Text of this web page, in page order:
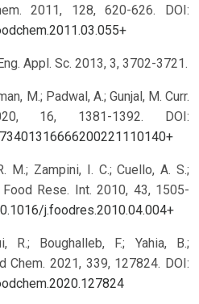
2011, 128, 620-626. DOI:
Appl. Sc. 2013, 3, 3702-3721.
M.; Padwal, A.; Gunjal, M. Curr.
16, 1381-1392. DOI:
M.; Zampini, I. C.; Cuello, A. S.;
Rese. Int. 2010, 43, 1505-
j.foodres.2010.04.004+
R.; Boughalleb, F.; Yahia, B.;
Chem. 2021, 339, 127824. DOI: